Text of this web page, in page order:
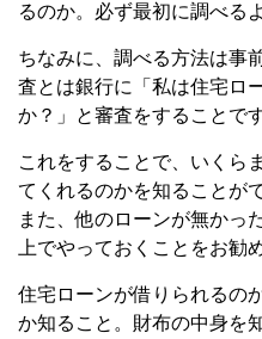
るのか。必ず最初に調べる
ちなみに、調べる方法は事
査とは銀行に「私は住宅ロ
か？」と審査をすることです
これをすることで、いくら
てくれるのかを知ることが
また、他のローンが無かっ
上でやっておくことをお勧
住宅ローンが借りられるの
か知ること。財布の中身を